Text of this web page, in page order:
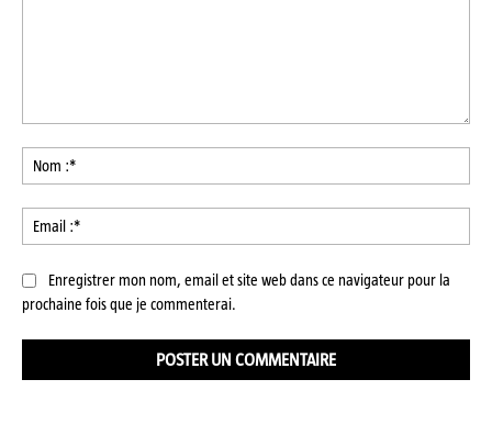
:*
:*
Enregistrer mon nom, email et site web dans ce navigateur pour la
prochaine fois que je commenterai.